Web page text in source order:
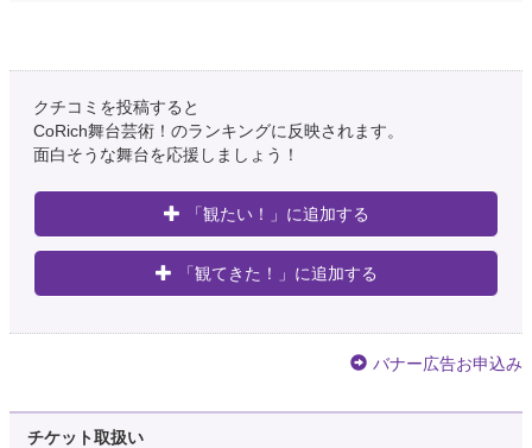
クチコミを投稿すると
CoRich舞台芸術！のランキングに反映されます。
面白そうな舞台を応援しましょう！
「観たい！」に追加する
「観てきた！」に追加する
バナー広告お申込み
チケット取扱い